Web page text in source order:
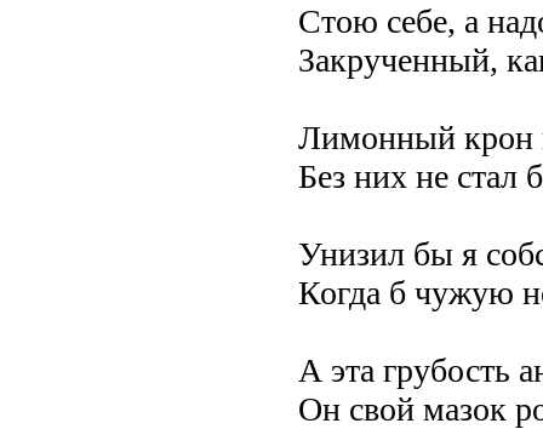
Стою себе, а
Закрученный,
Лимонный крон
Без них не
Унизил бы я
Когда б чужую
А эта грубость
Он свой мазок